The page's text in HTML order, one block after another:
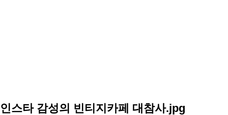
인스타 감성의 빈티지카페 대참사.jpg